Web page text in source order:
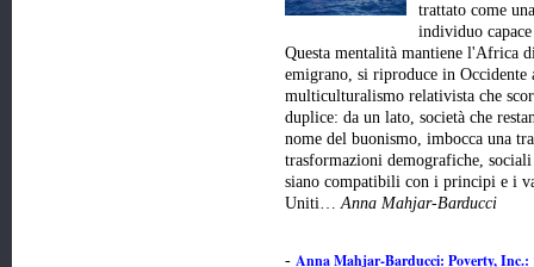
trattato come
individuo
Questa mentalità mantiene l'Africa
emigrano, si riproduce in Occidente
multiculturalismo relativista che
duplice: da un lato, società che
nome del buonismo, imbocca una
trasformazioni demografiche,
siano compatibili con i principi e i
Uniti…Anna Mahjar-Barducci
- Anna Mahjar-Barducci: Poverty, Inc.: